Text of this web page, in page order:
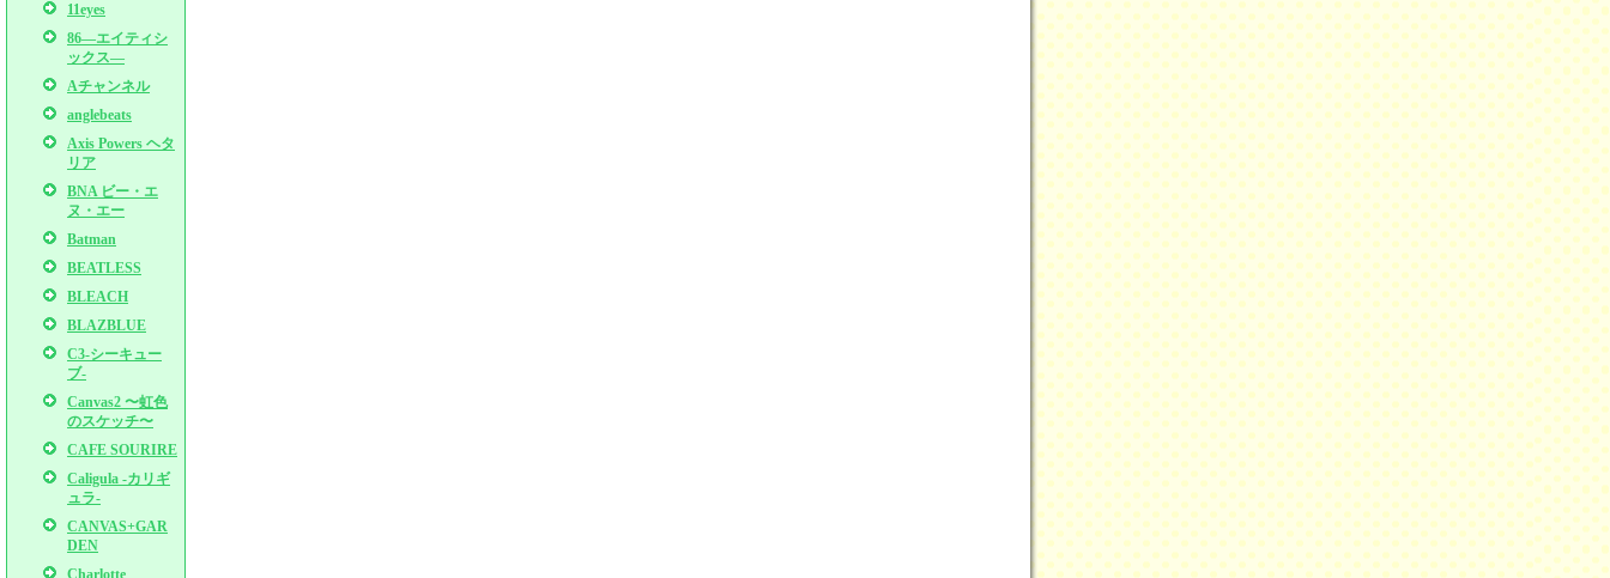
11eyes
86―エイティシ
ックス―
Aチャンネル
anglebeats
Axis Powers ヘタ
リア
BNA ビー・エ
ヌ・エー
Batman
BEATLESS
BLEACH
BLAZBLUE
C3-シーキュー
ブ-
Canvas2 〜虹色
のスケッチ〜
CAFE SOURIRE
Caligula -カリギ
ュラ-
CANVAS+GAR
DEN
Charlotte